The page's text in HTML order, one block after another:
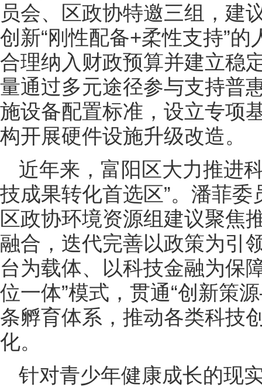
员会、区政协特邀三组，建
创新“刚性配备+柔性支持”
合理纳入财政预算并建立稳
量通过多元途径参与支持普
施设备配置标准，设立专项
构开展硬件设施升级改造。
近年来，富阳区大力推进
技成果转化首选区”。潘菲
区政协环境资源组建议聚焦
融合，迭代完善以政策为引
台为载体、以科技金融为保
位一体”模式，贯通“创新策
条孵育体系，推动各类科技
化。
针对青少年健康成长的现